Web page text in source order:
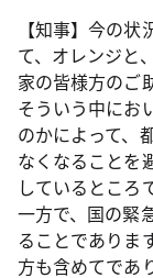
【知事】今の
て、オレンジと
家の皆様方のご
そういう中にお
のかによって、
なくなることを
しているところ
一方で、国の緊
ることでありま
方も含めてであ